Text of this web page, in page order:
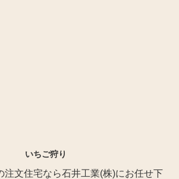
いちご狩り
注文住宅なら石井工業(株)にお任せ下